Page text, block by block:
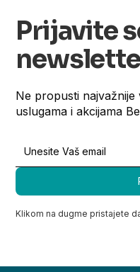
Prijavite
Ne propusti
uslugama i akcijama
Klikom na dugme pristajete